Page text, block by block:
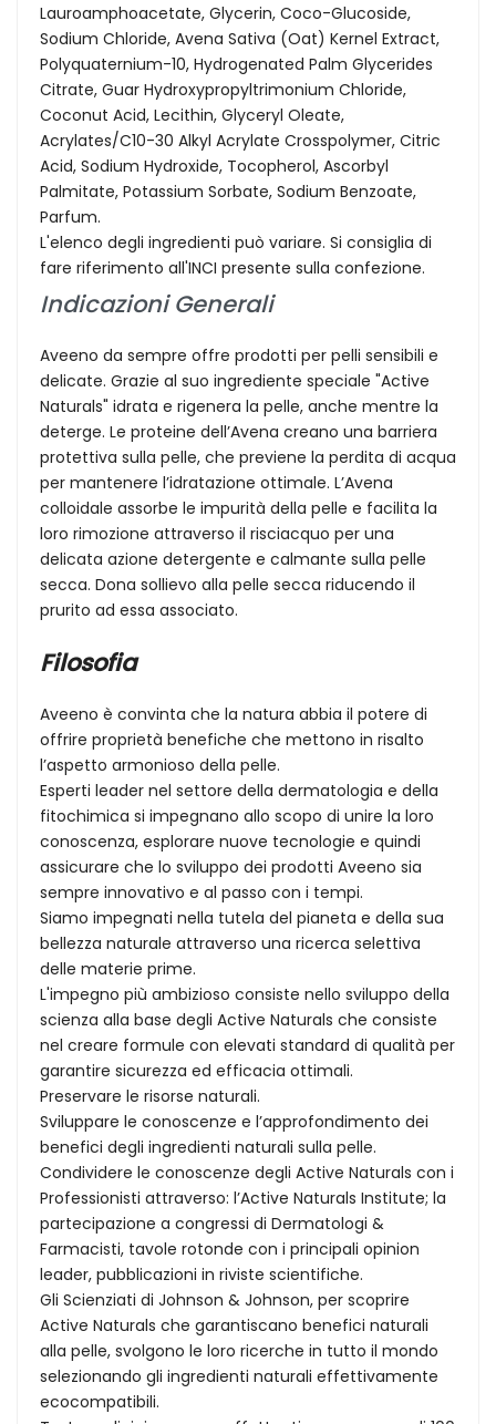
Lauroamphoacetate, Glycerin, Coco-Glucoside,
Sodium Chloride, Avena Sativa (Oat) Kernel Extract,
Polyquaternium-10, Hydrogenated Palm Glycerides
Citrate, Guar Hydroxypropyltrimonium Chloride,
Coconut Acid, Lecithin, Glyceryl Oleate,
Acrylates/C10-30 Alkyl Acrylate Crosspolymer, Citric
Acid, Sodium Hydroxide, Tocopherol, Ascorbyl
Palmitate, Potassium Sorbate, Sodium Benzoate,
Parfum.
L'elenco degli ingredienti può variare. Si consiglia di
fare riferimento all'INCI presente sulla confezione.
Indicazioni Generali
Aveeno da sempre offre prodotti per pelli sensibili e
delicate. Grazie al suo ingrediente speciale "Active
Naturals" idrata e rigenera la pelle, anche mentre la
deterge. Le proteine dell’Avena creano una barriera
protettiva sulla pelle, che previene la perdita di acqua
per mantenere l’idratazione ottimale. L’Avena
colloidale assorbe le impurità della pelle e facilita la
loro rimozione attraverso il risciacquo per una
delicata azione detergente e calmante sulla pelle
secca. Dona sollievo alla pelle secca riducendo il
prurito ad essa associato.
Filosofia
Aveeno è convinta che la natura abbia il potere di
offrire proprietà benefiche che mettono in risalto
l’aspetto armonioso della pelle.
Esperti leader nel settore della dermatologia e della
fitochimica si impegnano allo scopo di unire la loro
conoscenza, esplorare nuove tecnologie e quindi
assicurare che lo sviluppo dei prodotti Aveeno sia
sempre innovativo e al passo con i tempi.
Siamo impegnati nella tutela del pianeta e della sua
bellezza naturale attraverso una ricerca selettiva
delle materie prime.
L'impegno più ambizioso consiste nello sviluppo della
scienza alla base degli Active Naturals che consiste
nel creare formule con elevati standard di qualità per
garantire sicurezza ed efficacia ottimali.
Preservare le risorse naturali.
Sviluppare le conoscenze e l’approfondimento dei
benefici degli ingredienti naturali sulla pelle.
Condividere le conoscenze degli Active Naturals con i
Professionisti attraverso: l’Active Naturals Institute; la
partecipazione a congressi di Dermatologi &
Farmacisti, tavole rotonde con i principali opinion
leader, pubblicazioni in riviste scientifiche.
Gli Scienziati di Johnson & Johnson, per scoprire
Active Naturals che garantiscano benefici naturali
alla pelle, svolgono le loro ricerche in tutto il mondo
selezionando gli ingredienti naturali effettivamente
ecocompatibili.